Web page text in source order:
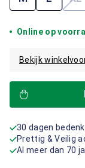
Online op
Bekijk
30 dagen
Prettig & Veilig
Al meer dan 70